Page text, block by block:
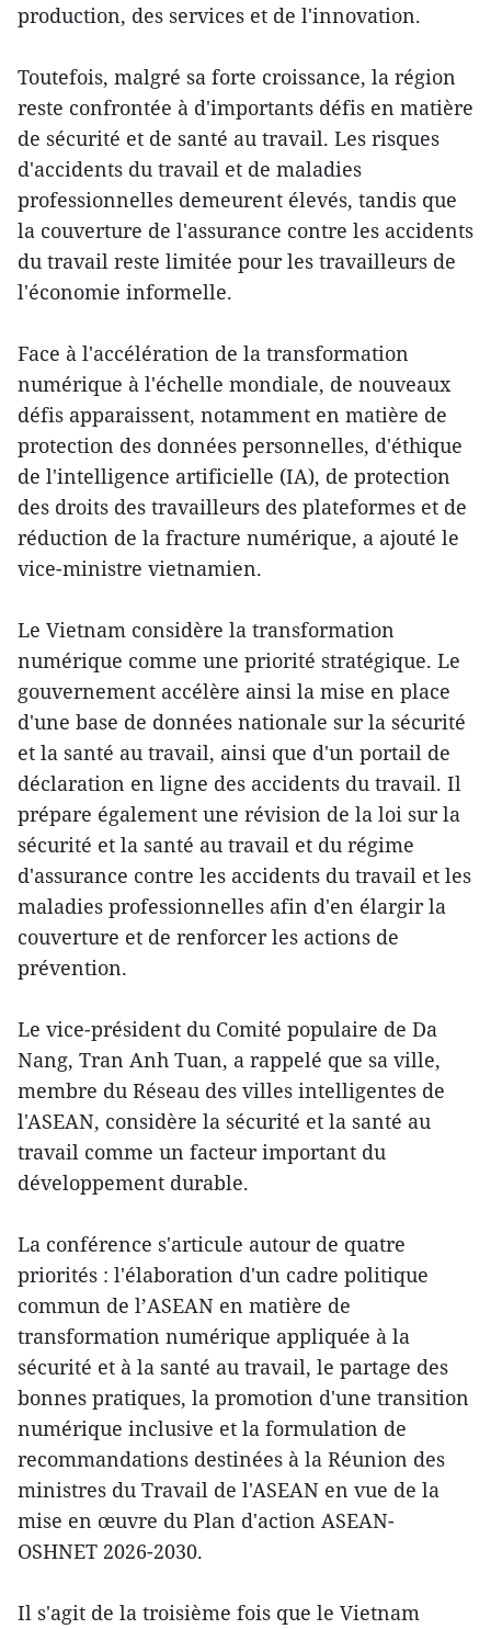
production, des services et de l'innovation.
Toutefois, malgré sa forte croissance, la région
reste confrontée à d'importants défis en matière
de sécurité et de santé au travail. Les risques
d'accidents du travail et de maladies
professionnelles demeurent élevés, tandis que
la couverture de l'assurance contre les accidents
du travail reste limitée pour les travailleurs de
l'économie informelle.
Face à l'accélération de la transformation
numérique à l'échelle mondiale, de nouveaux
défis apparaissent, notamment en matière de
protection des données personnelles, d'éthique
de l'intelligence artificielle (IA), de protection
des droits des travailleurs des plateformes et de
réduction de la fracture numérique, a ajouté le
vice-ministre vietnamien.
Le Vietnam considère la transformation
numérique comme une priorité stratégique. Le
gouvernement accélère ainsi la mise en place
d'une base de données nationale sur la sécurité
et la santé au travail, ainsi que d'un portail de
déclaration en ligne des accidents du travail. Il
prépare également une révision de la loi sur la
sécurité et la santé au travail et du régime
d'assurance contre les accidents du travail et les
maladies professionnelles afin d'en élargir la
couverture et de renforcer les actions de
prévention.
Le vice-président du Comité populaire de Da
Nang, Tran Anh Tuan, a rappelé que sa ville,
membre du Réseau des villes intelligentes de
l'ASEAN, considère la sécurité et la santé au
travail comme un facteur important du
développement durable.
La conférence s'articule autour de quatre
priorités : l'élaboration d'un cadre politique
commun de l’ASEAN en matière de
transformation numérique appliquée à la
sécurité et à la santé au travail, le partage des
bonnes pratiques, la promotion d'une transition
numérique inclusive et la formulation de
recommandations destinées à la Réunion des
ministres du Travail de l'ASEAN en vue de la
mise en œuvre du Plan d'action ASEAN-
OSHNET 2026-2030.
Il s'agit de la troisième fois que le Vietnam